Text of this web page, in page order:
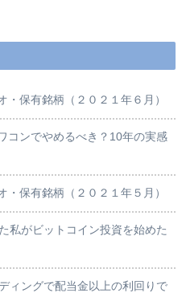
保有銘柄（２０２１年６月）
コンでやめるべき？10年の実感
保有銘柄（２０２１年５月）
私がビットコイン投資を始めた
ィングで配当金以上の利回りで